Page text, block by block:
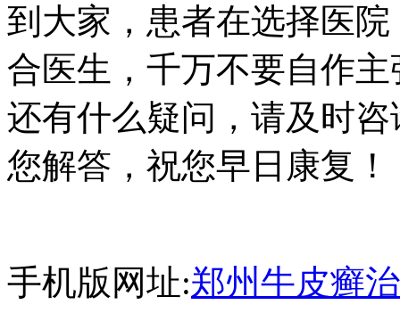
到大家，患者在选择医
合医生，千万不要自作
还有什么疑问，请及时
您解答，祝您早日康复！
手机版网址:郑州牛皮癣